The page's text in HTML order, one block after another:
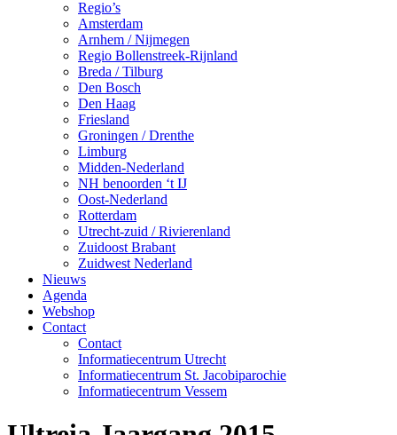
Regio’s
Amsterdam
Arnhem / Nijmegen
Regio Bollenstreek-Rijnland
Breda / Tilburg
Den Bosch
Den Haag
Friesland
Groningen / Drenthe
Limburg
Midden-Nederland
NH benoorden ‘t IJ
Oost-Nederland
Rotterdam
Utrecht-zuid / Rivierenland
Zuidoost Brabant
Zuidwest Nederland
Nieuws
Agenda
Webshop
Contact
Contact
Informatiecentrum Utrecht
Informatiecentrum St. Jacobiparochie
Informatiecentrum Vessem